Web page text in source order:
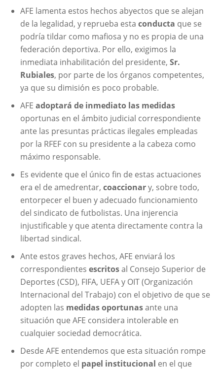
AFE lamenta estos hechos abyectos que se alejan
de la legalidad, y reprueba esta conducta que se
podría tildar como mafiosa y no es propia de una
federación deportiva. Por ello, exigimos la
inmediata inhabilitación del presidente, Sr.
Rubiales, por parte de los órganos competentes,
ya que su dimisión es poco probable.
AFE adoptará de inmediato las medidas
oportunas en el ámbito judicial correspondiente
ante las presuntas prácticas ilegales empleadas
por la RFEF con su presidente a la cabeza como
máximo responsable.
Es evidente que el único fin de estas actuaciones
era el de amedrentar, coaccionary, sobre todo,
entorpecer el buen y adecuado funcionamiento
del sindicato de futbolistas. Una injerencia
injustificable y que atenta directamente contra la
libertad sindical.
Ante estos graves hechos, AFE enviará los
correspondientes escritosal Consejo Superior de
Deportes (CSD), FIFA, UEFA y OIT (Organización
Internacional del Trabajo) con el objetivo de que se
adopten las medidas oportunasante una
situación que AFE considera intolerable en
cualquier sociedad democrática.
Desde AFE entendemos que esta situación rompe
por completo el papel institucional en el que